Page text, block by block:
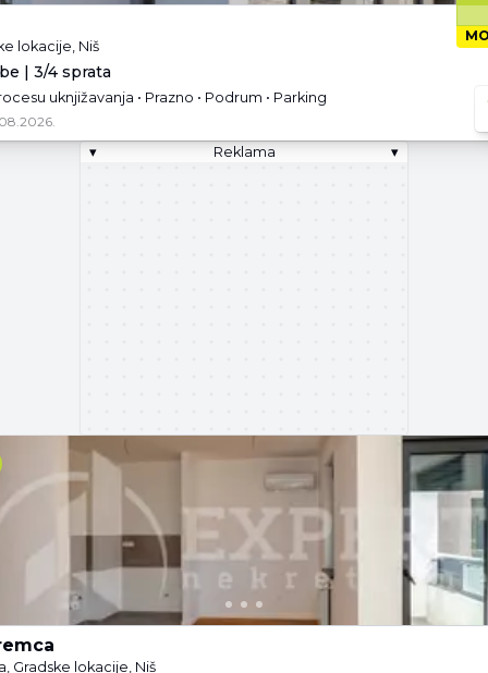
lokacije, Niš
| 3/4 sprata
uknjižavanja • Prazno • Podrum • Parking
▾
Reklama ▾
Gradske lokacije, Niš